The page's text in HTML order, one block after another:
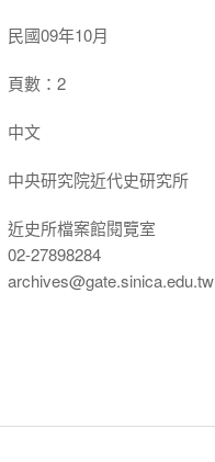
民國09年10月
頁數：2
中文
中央研究院近代史研究所
近史所檔案館閱覽室
02-27898284
archives@gate.sinica.edu.tw